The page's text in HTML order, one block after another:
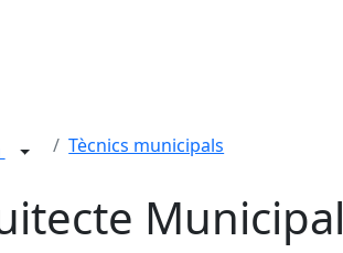
Tècnics municipals
Municipal